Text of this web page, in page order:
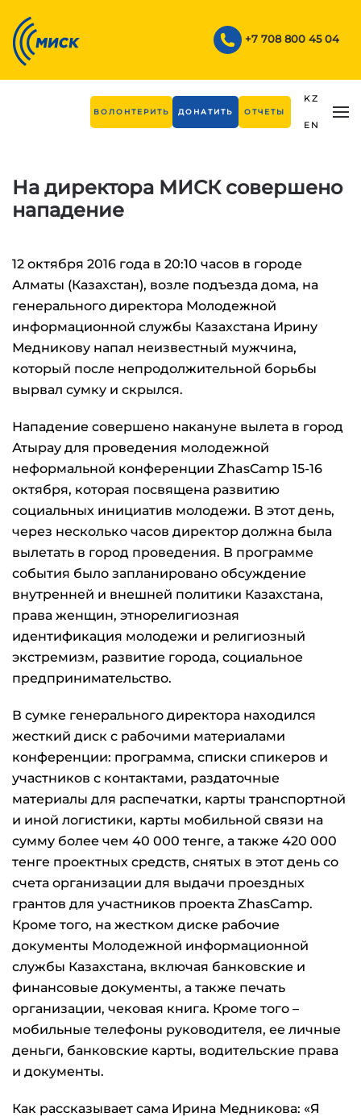
Skip to main content +7 708 800 45 04
ВОЛОНТЕРИТЬ ДОНАТИТЬ ОТЧЕТЫ
KZ
EN
На директора МИСК совершено
нападение
12 октября 2016 года в 20:10 часов в городе
Алматы (Казахстан), возле подъезда дома, на
генерального директора Молодежной
информационной службы Казахстана Ирину
Медникову напал неизвестный мужчина,
который после непродолжительной борьбы
вырвал сумку и скрылся.
Нападение совершено накануне вылета в город
Атырау для проведения молодежной
неформальной конференции ZhasCamp 15-16
октября, которая посвящена развитию
социальных инициатив молодежи. В этот день,
через несколько часов директор должна была
вылетать в город проведения. В программе
события было запланировано обсуждение
внутренней и внешней политики Казахстана,
права женщин, этнорелигиозная
идентификация молодежи и религиозный
экстремизм, развитие города, социальное
предпринимательство.
В сумке генерального директора находился
жесткий диск с рабочими материалами
конференции: программа, списки спикеров и
участников с контактами, раздаточные
материалы для распечатки, карты транспортной
и иной логистики, карты мобильной связи на
сумму более чем 40 000 тенге, а также 420 000
тенге проектных средств, снятых в этот день со
счета организации для выдачи проездных
грантов для участников проекта ZhasCamp.
Кроме того, на жестком диске рабочие
документы Молодежной информационной
службы Казахстана, включая банковские и
финансовые документы, а также печать
организации, чековая книга. Кроме того –
мобильные телефоны руководителя, ее личные
деньги, банковские карты, водительские права
и документы.
Как рассказывает сама Ирина Медникова: «Я